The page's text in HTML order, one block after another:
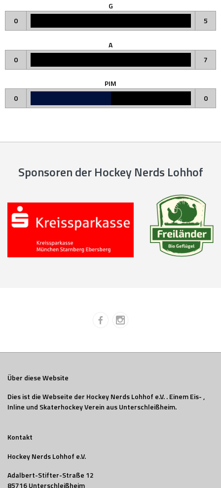
G
0
5
A
0
7
PIM
0
0
Sponsoren der Hockey Nerds Lohhof
Über diese Website
Dies ist die Webseite der Hockey Nerds Lohhof e.V. . Einem Eis- ,
Inline und Skaterhockey Verein aus Unterschleißheim.
Kontakt
Hockey Nerds Lohhof e.V.
Adalbert-Stifter-Straße 12
85716 Unterschleißheim